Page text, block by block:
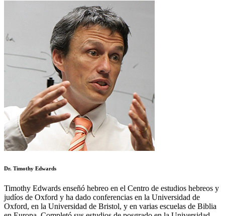
Dr. Timothy Edwards
Timothy Edwards enseñó hebreo en el Centro de estudios hebreos y
judíos de Oxford y ha dado conferencias en la Universidad de
Oxford, en la Universidad de Bristol, y en varias escuelas de Biblia